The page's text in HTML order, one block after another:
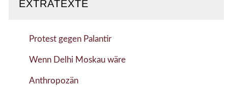
EXTRATEXTE
Protest gegen Palantir
Wenn Delhi Moskau wäre
Anthropozän